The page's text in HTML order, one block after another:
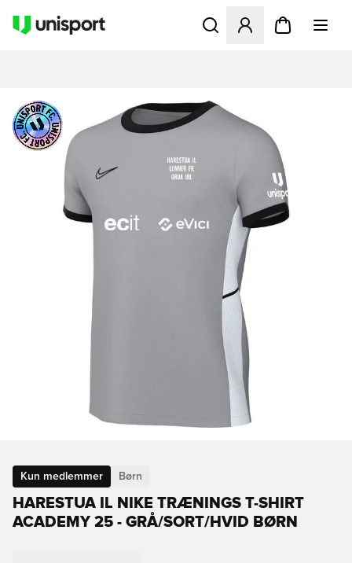
Åbner en Modal til at
Kun medlemmer Børn
HARESTUA IL NIKE TRÆNINGS T-SHIRT
ACADEMY 25 - GRÅ/SORT/HVID BØRN